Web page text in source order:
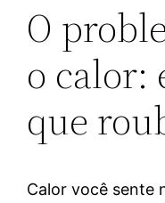
O
o calor:
que
Calor você sente